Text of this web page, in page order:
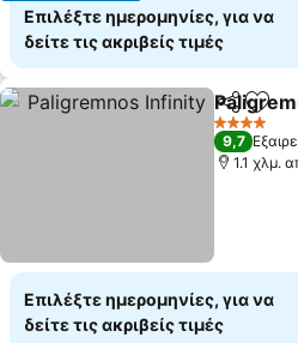
Επιλέξτε ημερομηνίες, για να
δείτε τις ακριβείς τιμές
4 Αστέρια
9,7
1.1 χλμ.
Επιλέξτε ημερομηνίες, για να
δείτε τις ακριβείς τιμές